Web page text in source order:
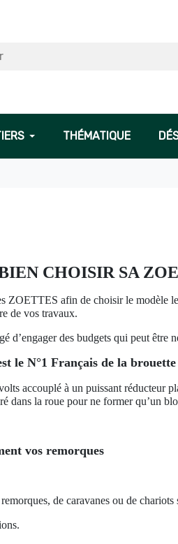
THÉMATIQUE
CHOISIR SA
ZOETTES afin de choisir le modèle
de vos travaux.
d’engager des budgets qui peut être
le N°1 Français de la
accouplé à un puissant réducteur
dans la roue pour ne former qu’un
vos remorques
de caravanes ou de